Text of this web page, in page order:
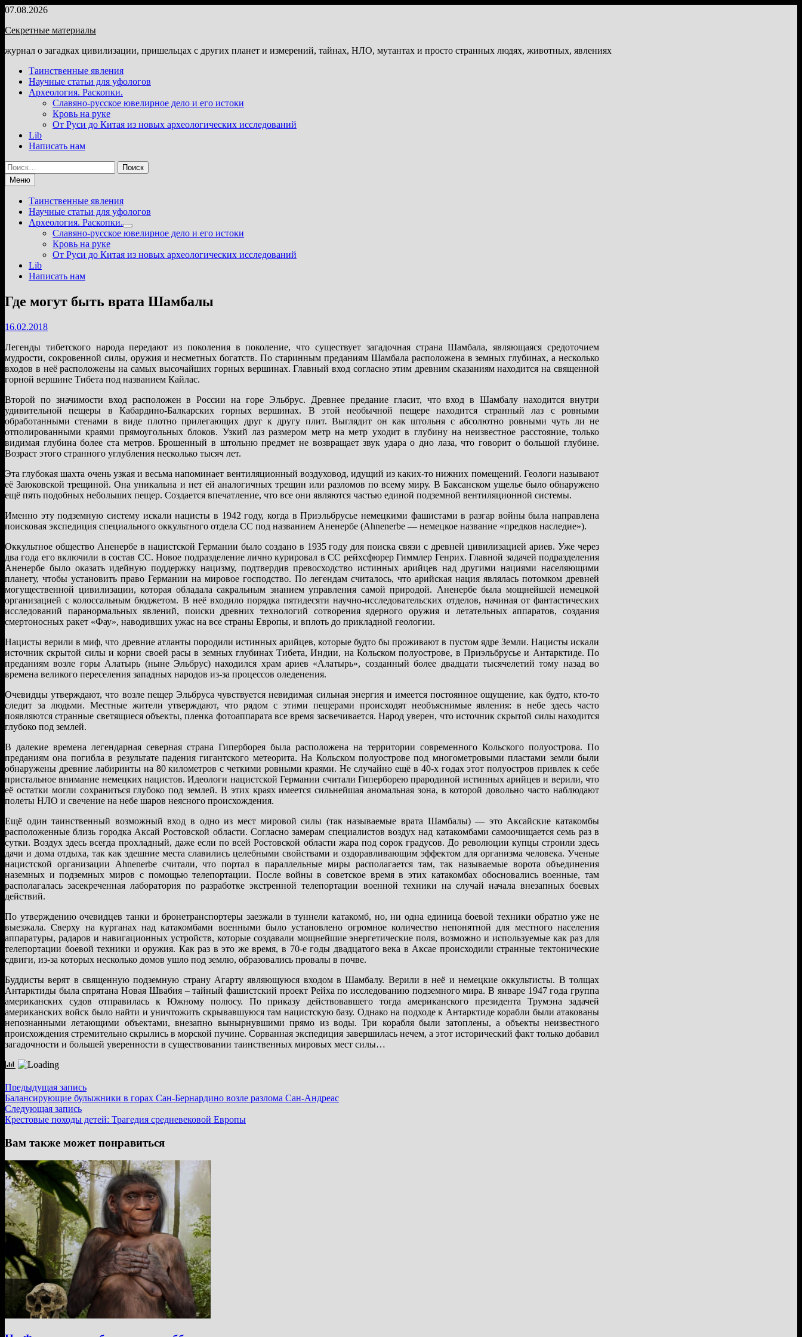
Перейти
содержимому
07.08.2026
Секретные материалы
журнал о загадках цивилизации, пришельцах с других планет и измерений, тайнах, НЛО, мутантах и просто странных людях, животных, явлениях
Таинственные явления
Научные статьи для уфологов
Археология. Раскопки.
Славяно-русское ювелирное дело и его истоки
Кровь на руке
От Руси до Китая из новых археологических исследований
Lib
Написать нам
Найти:
Меню
Таинственные явления
Научные статьи для уфологов
Археология. Раскопки.
Показать
подменю
Славяно-русское ювелирное дело и его истоки
Кровь на руке
От Руси до Китая из новых археологических исследований
Lib
Написать нам
Где могут быть врата Шамбалы
16.02.2018
Легенды тибетского народа передают из поколения в поколение, что существует загадочная страна Шамбала, являющаяся средоточием
мудрости, сокровенной силы, оружия и несметных богатств. По старинным преданиям Шамбала расположена в земных глубинах, а несколько
входов в неё расположены на самых высочайших горных вершинах. Главный вход согласно этим древним сказаниям находится на священной
горной вершине Тибета под названием Кайлас.
Второй по значимости вход расположен в России на горе Эльбрус. Древнее предание гласит, что вход в Шамбалу находится внутри
удивительной пещеры в Кабардино-Балкарских горных вершинах. В этой необычной пещере находится странный лаз с ровными
обработанными стенами в виде плотно прилегающих друг к другу плит. Выглядит он как штольня с абсолютно ровными чуть ли не
отполированными краями прямоугольных блоков. Узкий лаз размером метр на метр уходит в глубину на неизвестное расстояние, только
видимая глубина более ста метров. Брошенный в штольню предмет не возвращает звук удара о дно лаза, что говорит о большой глубине.
Возраст этого странного углубления несколько тысяч лет.
Эта глубокая шахта очень узкая и весьма напоминает вентиляционный воздуховод, идущий из каких-то нижних помещений. Геологи называют
её Заюковской трещиной. Она уникальна и нет ей аналогичных трещин или разломов по всему миру. В Баксанском ущелье было обнаружено
ещё пять подобных небольших пещер. Создается впечатление, что все они являются частью единой подземной вентиляционной системы.
Именно эту подземную систему искали нацисты в 1942 году, когда в Приэльбрусье немецкими фашистами в разгар войны была направлена
поисковая экспедиция специального оккультного отдела СС под названием Аненербе (Ahnenerbe — немецкое название «предков наследие»).
Оккультное общество Аненербе в нацистской Германии было создано в 1935 году для поиска связи с древней цивилизацией ариев. Уже через
два года его включили в состав СС. Новое подразделение лично курировал в СС рейхсфюрер Гиммлер Генрих. Главной задачей подразделения
Аненербе было оказать идейную поддержку нацизму, подтвердив превосходство истинных арийцев над другими нациями населяющими
планету, чтобы установить право Германии на мировое господство. По легендам считалось, что арийская нация являлась потомком древней
могущественной цивилизации, которая обладала сакральным знанием управления самой природой. Аненербе была мощнейшей немецкой
организацией с колоссальным бюджетом. В неё входило порядка пятидесяти научно-исследовательских отделов, начиная от фантастических
исследований паранормальных явлений, поиски древних технологий сотворения ядерного оружия и летательных аппаратов, создания
смертоносных ракет «Фау», наводивших ужас на все страны Европы, и вплоть до прикладной геологии.
Нацисты верили в миф, что древние атланты породили истинных арийцев, которые будто бы проживают в пустом ядре Земли. Нацисты искали
источник скрытой силы и корни своей расы в земных глубинах Тибета, Индии, на Кольском полуострове, в Приэльбрусье и Антарктиде. По
преданиям возле горы Алатырь (ныне Эльбрус) находился храм ариев «Алатырь», созданный более двадцати тысячелетий тому назад во
времена великого переселения западных народов из-за процессов оледенения.
Очевидцы утверждают, что возле пещер Эльбруса чувствуется невидимая сильная энергия и имеется постоянное ощущение, как будто, кто-то
следит за людьми. Местные жители утверждают, что рядом с этими пещерами происходят необъяснимые явления: в небе здесь часто
появляются странные светящиеся объекты, пленка фотоаппарата все время засвечивается. Народ уверен, что источник скрытой силы находится
глубоко под землей.
В далекие времена легендарная северная страна Гиперборея была расположена на территории современного Кольского полуострова. По
преданиям она погибла в результате падения гигантского метеорита. На Кольском полуострове под многометровыми пластами земли были
обнаружены древние лабиринты на 80 километров с четкими ровными краями. Не случайно ещё в 40-х годах этот полуостров привлек к себе
пристальное внимание немецких нацистов. Идеологи нацистской Германии считали Гиперборею прародиной истинных арийцев и верили, что
её остатки могли сохраниться глубоко под землей. В этих краях имеется сильнейшая аномальная зона, в которой довольно часто наблюдают
полеты НЛО и свечение на небе шаров неясного происхождения.
Ещё один таинственный возможный вход в одно из мест мировой силы (так называемые врата Шамбалы) — это Аксайские катакомбы
расположенные близь городка Аксай Ростовской области. Согласно замерам специалистов воздух над катакомбами самоочищается семь раз в
сутки. Воздух здесь всегда прохладный, даже если по всей Ростовской области жара под сорок градусов. До революции купцы строили здесь
дачи и дома отдыха, так как здешние места славились целебными свойствами и оздоравливающим эффектом для организма человека. Ученые
нацистской организации Ahnenerbe считали, что портал в параллельные миры располагается там, так называемые ворота объединения
наземных и подземных миров с помощью телепортации. После войны в советское время в этих катакомбах обосновались военные, там
располагалась засекреченная лаборатория по разработке экстренной телепортации военной техники на случай начала внезапных боевых
действий.
По утверждению очевидцев танки и бронетранспортеры заезжали в туннели катакомб, но, ни одна единица боевой техники обратно уже не
выезжала. Сверху на курганах над катакомбами военными было установлено огромное количество непонятной для местного населения
аппаратуры, радаров и навигационных устройств, которые создавали мощнейшие энергетические поля, возможно и используемые как раз для
телепортации боевой техники и оружия. Как раз в это же время, в 70-е годы двадцатого века в Аксае происходили странные тектонические
сдвиги, из-за которых несколько домов ушло под землю, образовались провалы в почве.
Буддисты верят в священную подземную страну Агарту являющуюся входом в Шамбалу. Верили в неё и немецкие оккультисты. В толщах
Антарктиды была спрятана Новая Швабия – тайный фашистский проект Рейха по исследованию подземного мира. В январе 1947 года группа
американских судов отправилась к Южному полюсу. По приказу действовавшего тогда американского президента Трумэна задачей
американских войск было найти и уничтожить скрывавшуюся там нацистскую базу. Однако на подходе к Антарктиде корабли были атакованы
непознанными летающими объектами, внезапно вынырнувшими прямо из воды. Три корабля были затоплены, а объекты неизвестного
происхождения стремительно скрылись в морской пучине. Сорванная экспедиция завершилась нечем, а этот исторический факт только добавил
загадочности и большей уверенности в существовании таинственных мировых мест силы…
Навигация
по
записям
Предыдущая записьПредыдущая
запись:
Балансирующие булыжники в горах Сан-Бернардино возле разлома Сан-Андреас
Следующая записьСледующая
запись:
Крестовые походы детей: Трагедия средневековой Европы
Вам также может понравиться